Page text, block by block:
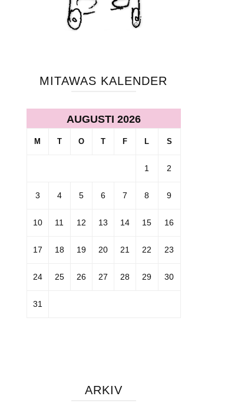
MITAWAS KALENDER
AUGUSTI 2026
M T O T F L S
1 2
3 4 5 6 7 8 9
10 11 12 13 14 15 16
17 18 19 20 21 22 23
24 25 26 27 28 29 30
31
ARKIV